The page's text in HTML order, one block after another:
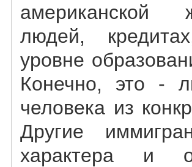
американской
людей,
уровне
Конечно, это -
человека из
Другие
характера и